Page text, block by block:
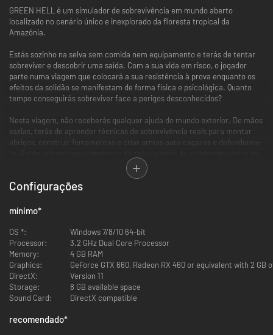
GREEN HELL é um simulador de sobrevivência em mundo aberto
localizado no cenário único e inexplorado da floresta tropical da
Amazónia.
Estás sozinho na selva sem comida nem equipamento e terás de tentar
sobreviver e descobrir uma saída. Com a sua vida em risco, o jogador
parte numa viagem que colocará a sua resistência à prova enquanto os
efeitos da solidão se manifestam de forma física e psicológica. Quanto
tempo conseguirás sobreviver face a perigos desconhecidos?
Nesta viagem, não receberás qualquer ajuda do mundo exterior. De mãos
vazias, terás de aprender técnicas de sobrevivência reais para montar
abrigos, construir ferramentas e criar armas para caçares e defenderes-
animais selvagens e as doenças tropicais. Os jogadores também
necessitarão de enfrentar as armadilhas colocadas pela sua própria
mente e os terrores que rastejam pelas trevas desta selva sem fim.
HISTÓRIA
Amazónia. O inferno verde. O teu objetivo é sobreviveres nas profundezas
deste cenário de pesadelo e usares a tua intuição para escapares. Tens
apenas um rádio à tua disposição através do qual seguirás a voz familiar
de alguém que amas através desta selva infindável e inóspita,
desvendando a pouco e pouco o que te trouxe até este local. Aquilo que
descobrirás será ainda pior que todos os obstáculos colocados à tua
sobrevivência.
A QUESTÃO
Configurações
mínimo*
OS *:
Windows 7/8/10 64-bit
Processor:
3.2 GHz Dual Core Processor
Memory:
4 GB RAM
Graphics:
GeForce GTX 660, Radeon RX 460 or equivalent with 2 GB
DirectX:
Version 11
Storage:
8 GB available space
Sound Card:
DirectX compatible
recomendado*